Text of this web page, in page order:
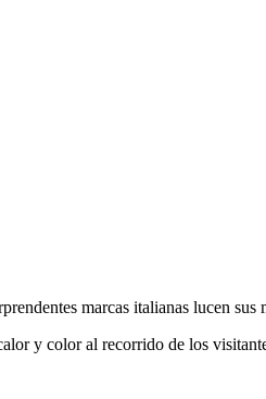
marcas italianas lucen sus
y color al recorrido de los